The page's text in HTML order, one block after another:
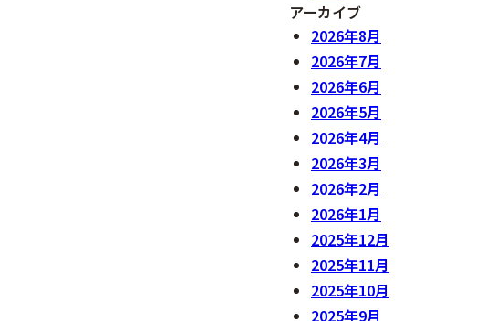
アーカイブ
2026年8月
2026年7月
2026年6月
2026年5月
2026年4月
2026年3月
2026年2月
2026年1月
2025年12月
2025年11月
2025年10月
2025年9月